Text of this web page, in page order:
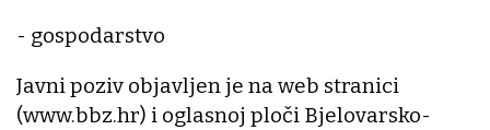
- gospodarstvo
Javni poziv objavljen je na web stranici
(www.bbz.hr) i oglasnoj ploči Bjelovarsko-